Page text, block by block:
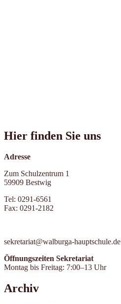
Hier finden Sie uns
Adresse
Zum Schulzentrum 1
59909 Bestwig
Tel: 0291-6561
Fax: 0291-2182
sekretariat@walburga-hauptschule.de
Öffnungszeiten Sekretariat
Montag bis Freitag: 7:00–13 Uhr
Archiv